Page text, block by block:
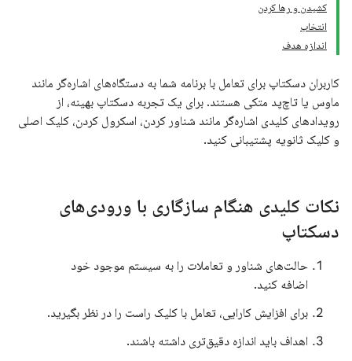
کشیدن و رها کردن
انتخاب
اندازه هدف
کاربران دسکتاپ برای تعامل با برنامه شما به دستگاه‌های اشاره‌گر مانند
ماوس یا تاچ‌پد متکی هستند. برای یک تجربه دسکتاپ بهینه، از
رویدادهای کلیدی اشاره‌گر مانند شناور کردن، اسکرول کردن، کلیک اصلی
و کلیک ثانویه پشتیبانی کنید.
نکات کلیدی هنگام سازگاری با ورودی‌های
دسکتاپ
حالت‌های شناور و تعاملات را به سیستم موجود خود
اضافه کنید.
برای افزایش کارایی، تعامل با کلیک راست را در نظر بگیرید.
اهداف باید اندازه دقیق‌تری داشته باشند.